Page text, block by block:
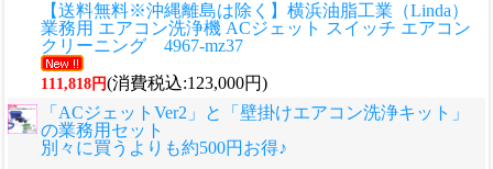
【送料無料※沖縄離島は除く】横浜油脂工業（Linda）
業務用 エアコン洗浄機 ACジェット スイッチ エアコン
クリーニング 4967-mz37
111,818円(消費税込:123,000円)
「ACジェットVer2」と「壁掛けエアコン洗浄キット」
の業務用セット
別々に買うよりも約500円お得♪